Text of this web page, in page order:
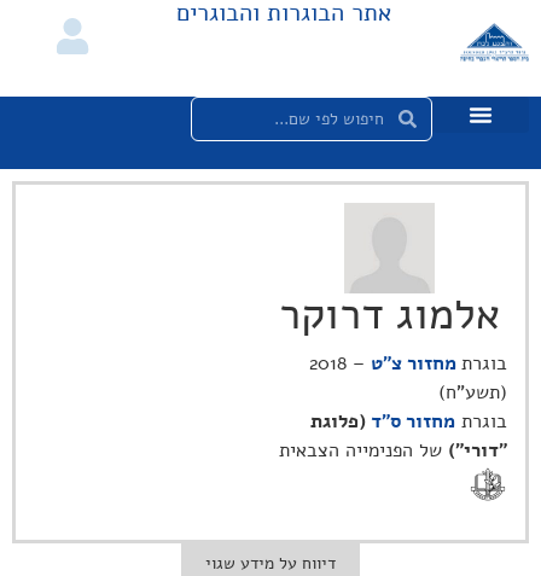
אתר הבוגרות והבוגרים
אלמוג דרוקר
בוגרתמחזור צ"ט
– 2018
(תשע"ח)
בוגרת מחזור ס"ד (פלוגת
"דורי") של הפנימייה הצבאית
דיווח על מידע שגוי